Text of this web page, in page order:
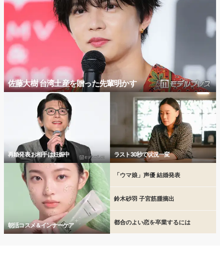
佐藤大樹 台湾土産を贈った先輩明かす
再婚発表 お相手は妊娠中 ラスト30秒で状況一変
朝活コスメ＆インナーケア
「ウマ娘」声優 結婚発表
鈴木砂羽 子宮筋腫摘出
都合のよい恋を卒業するには